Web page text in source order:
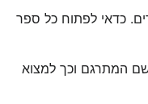
כדאי לפתוח כל ספר
המתרגם וכך למצוא